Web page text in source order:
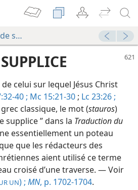
supplice »
celui sur lequel Jésus Christ
40 ; Mc 15:21-30 ; Lc 23:26 ;
grec classique, le mot (stauros)
supplice ” dans la Traduction du
essentiellement un poteau
que les rédacteurs des
aient utilisé ce terme
croisé d’une traverse. — Voir
UN) ; MN, p. 1702-1704.